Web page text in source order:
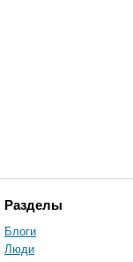
Разделы
Блоги
Люди